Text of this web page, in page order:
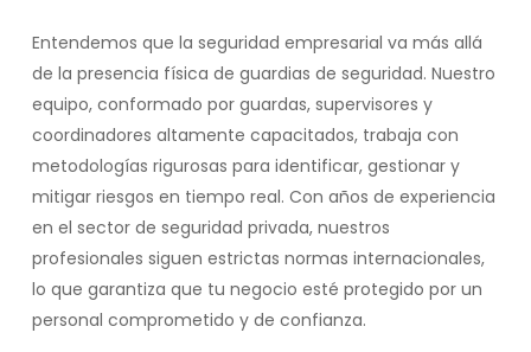
Entendemos que la seguridad empresarial va más allá
de la presencia física de guardias de seguridad. Nuestro
equipo, conformado por guardas, supervisores y
coordinadores altamente capacitados, trabaja con
metodologías rigurosas para identificar, gestionar y
mitigar riesgos en tiempo real. Con años de experiencia
en el sector de seguridad privada, nuestros
profesionales siguen estrictas normas internacionales,
lo que garantiza que tu negocio esté protegido por un
personal comprometido y de confianza.